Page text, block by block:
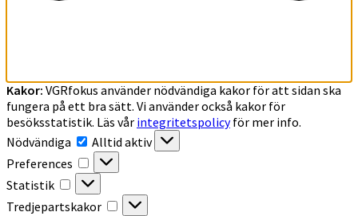
Kakor: VGRfokus använder nödvändiga kakor för att sidan ska
fungera på ett bra sätt. Vi använder också kakor för
besöksstatistik. Läs vår integritetspolicyför mer info.
Nödvändiga
Nödvändiga
Alltid aktiv
Preferences
Preferences
Statistik
Statistik
Tredjepartskakor
Tredjepartskakor